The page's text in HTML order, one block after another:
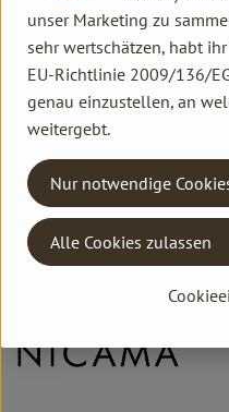
Herkunft
Hersteller: NIA
Deutschland
NICAMA
unser Marketing zu
sehr wertschätzen, habt
EU-Richtlinie 2009/136/
genau einzustellen, an
weitergebt.
Nur notwendige
Alle Cookies zulassen